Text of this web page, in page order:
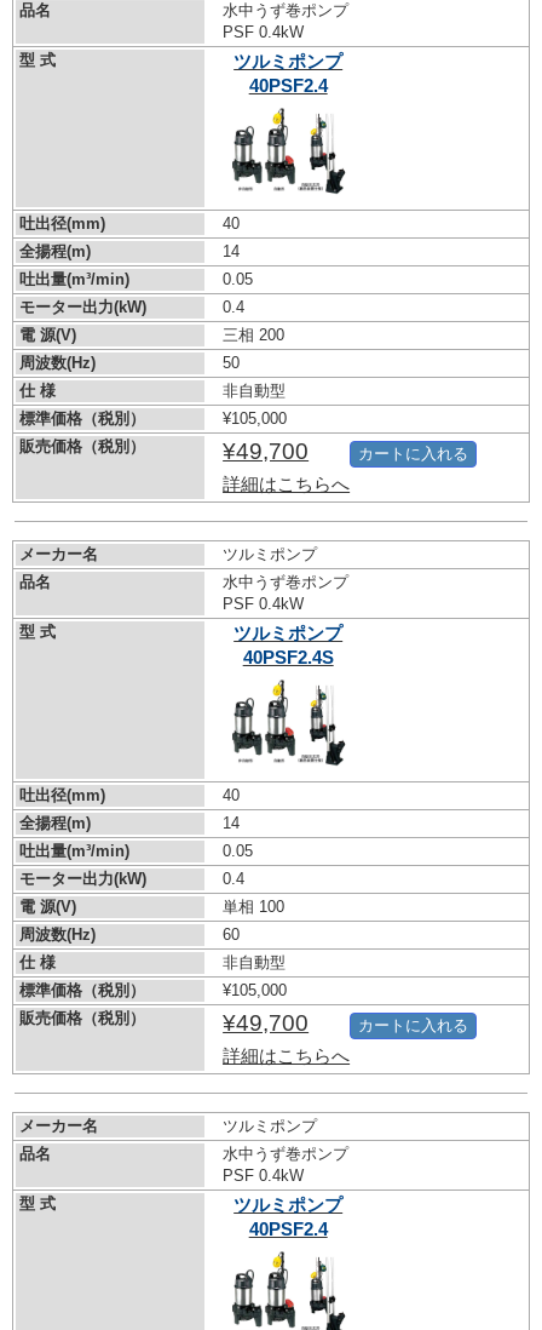
品名
水中うず巻ポンプ
PSF 0.4kW
型 式
ツルミポンプ
40PSF2.4
吐出径(mm)
40
全揚程(m)
14
吐出量(m³/min)
0.05
モーター出力(kW)
0.4
電 源(V)
三相 200
周波数(Hz)
50
仕 様
非自動型
標準価格（税別）
¥105,000
販売価格（税別）
¥49,700
詳細はこちらへ
カートに入れる
メーカー名
ツルミポンプ
品名
水中うず巻ポンプ
PSF 0.4kW
型 式
ツルミポンプ
40PSF2.4S
吐出径(mm)
40
全揚程(m)
14
吐出量(m³/min)
0.05
モーター出力(kW)
0.4
電 源(V)
単相 100
周波数(Hz)
60
仕 様
非自動型
標準価格（税別）
¥105,000
販売価格（税別）
¥49,700
詳細はこちらへ
カートに入れる
メーカー名
ツルミポンプ
品名
水中うず巻ポンプ
PSF 0.4kW
型 式
ツルミポンプ
40PSF2.4